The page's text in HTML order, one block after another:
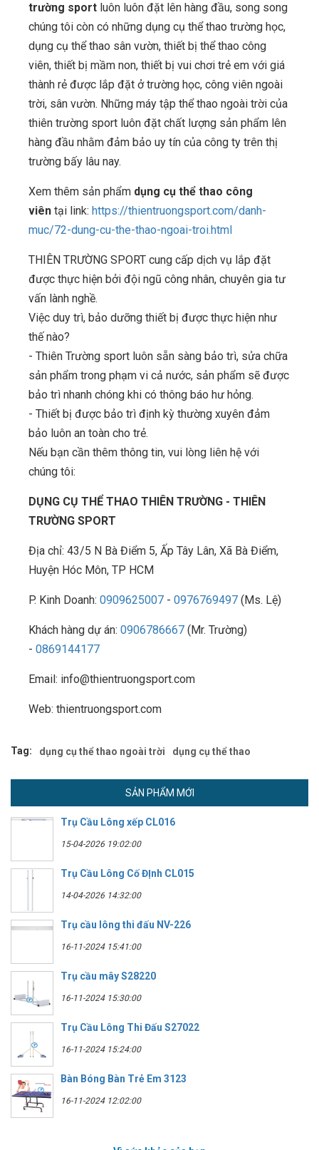
trường sport luôn luôn đặt lên hàng đầu, song song
chúng tôi còn có những dụng cụ thể thao trường học,
dụng cụ thể thao sân vườn, thiết bị thể thao công
viên, thiết bị mầm non, thiết bị vui chơi trẻ em với giá
thành rẻ được lắp đặt ở trường học, công viên ngoài
trời, sân vườn. Những máy tập thể thao ngoài trời của
thiên trường sport luôn đặt chất lượng sản phẩm lên
hàng đầu nhằm đảm bảo uy tín của công ty trên thị
trường bấy lâu nay.
Xem thêm sản phẩm dụng cụ thể thao công
viên tại link: https://thientruongsport.com/danh-
muc/72-dung-cu-the-thao-ngoai-troi.html
THIÊN TRƯỜNG SPORT cung cấp dịch vụ lắp đặt
được thực hiện bởi đội ngũ công nhân, chuyên gia tư
vấn lành nghề.
Việc duy trì, bảo dưỡng thiết bị được thực hiện như
thế nào?
- Thiên Trường sport luôn sẵn sàng bảo trì, sửa chữa
sản phẩm trong phạm vi cả nước, sản phẩm sẽ được
bảo trì nhanh chóng khi có thông báo hư hỏng.
- Thiết bị được bảo trì định kỳ thường xuyên đảm
bảo luôn an toàn cho trẻ.
Nếu bạn cần thêm thông tin, vui lòng liên hệ với
chúng tôi:
DỤNG CỤ THỂ THAO THIÊN TRƯỜNG - THIÊN
TRƯỜNG SPORT
Địa chỉ: 43/5 N Bà Điểm 5, Ấp Tây Lân, Xã Bà Điểm,
Huyện Hóc Môn, TP HCM
P. Kinh Doanh: 0909625007 - 0976769497 (Ms. Lệ)
Khách hàng dự án: 0906786667 (Mr. Trường)
- 0869144177
Email: info@thientruongsport.com
Web: thientruongsport.com
Tag: dụng cụ thể thao ngoài trời dụng cụ thể thao
SẢN PHẨM MỚI
Trụ Cầu Lông xếp CL016
15-04-2026 19:02:00
Trụ Cầu Lông Cố ĐỊnh CL015
14-04-2026 14:32:00
Trụ cầu lông thi đấu NV-226
16-11-2024 15:41:00
Trụ cầu mây S28220
16-11-2024 15:30:00
Trụ Cầu Lông Thi Đấu S27022
16-11-2024 15:24:00
Bàn Bóng Bàn Trẻ Em 3123
16-11-2024 12:02:00